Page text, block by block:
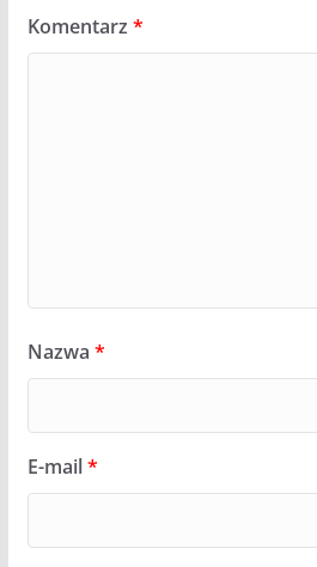
Komentarz *
Nazwa *
E-mail*